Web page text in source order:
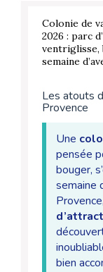
Colonie de
2026 : parc
ventriglisse,
semaine
Les atouts
Provence
Une
pensée
bouger,
semaine
bien